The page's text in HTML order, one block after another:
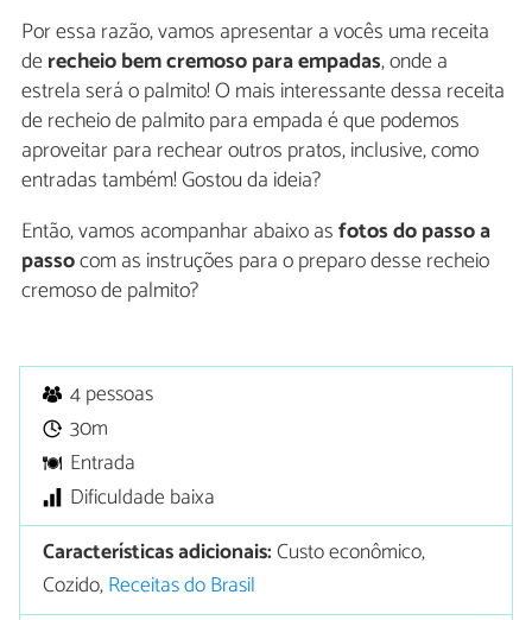
Por essa razão, vamos apresentar a vocês uma receita
derecheio bem cremoso para empadas, onde a
estrela será o palmito! O mais interessante dessa receita
de recheio de palmito para empada é que podemos
aproveitar para rechear outros pratos, inclusive, como
entradas também! Gostou da ideia?
Então, vamos acompanhar abaixo asfotos do passo a
passocom as instruções para o preparo desse recheio
cremoso de palmito?
4 pessoas
30m
Entrada
Dificuldade baixa
Características adicionais:Custo econômico,
Cozido,Receitas do Brasil